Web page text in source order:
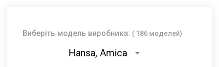
Виберіть модель виробника: ( 186 моделей)
Hansa, Amica